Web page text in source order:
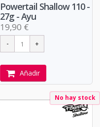
Powertail Shallow 110 -
27g - Ayu
19,90 €
Añadir
No hay stock